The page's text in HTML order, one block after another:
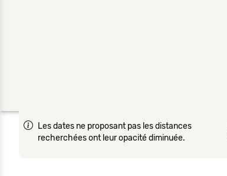
Les dates ne proposant pas les distances
recherchées ont leur opacité diminuée.